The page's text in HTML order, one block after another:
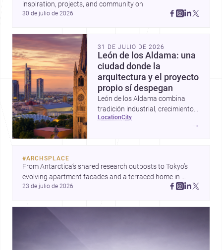
30 de julio de 2026
31 DE JULIO DE 2026
León de los Aldama: una
ciudad donde la
arquitectura y el proyecto
propio sí despegan
León de los Aldama combina
tradición industrial, crecimiento
urbano y una escena profesional
sólida; por eso es un destino muy
location city
→
#ARCHSPLACE
From Antarctica’s shared research outposts to Tokyo’s
evolving apartment facades and a terraced home in
Amman, these projects show how architecture adapts to
23 de julio de 2026